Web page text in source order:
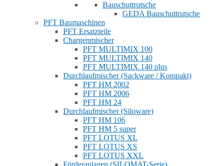
Bauschuttrutsche
GEDA Bauschuttrutsche
PFT Baumaschinen
PFT Ersatzteile
Chargenmischer
PFT MULTIMIX 100
PFT MULTIMIX 140
PFT MULTIMIX 140 plus
Durchlaufmischer (Sackware / Kompakt)
PFT HM 2002
PFT HM 2006
PFT HM 24
Durchlaufmischer (Siloware)
PFT HM 106
PFT HM 5 super
PFT LOTUS XL
PFT LOTUS XS
PFT LOTUS XXL
Förderanlagen (SILOMAT-Serie)